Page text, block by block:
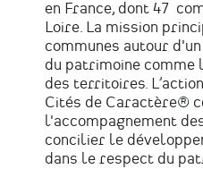
en France, dont 47
Loire. La mission
communes autour
du patrimoine
des territoires.
Cités de Caractère®
l'accompagnement
concilier le
dans le respect du